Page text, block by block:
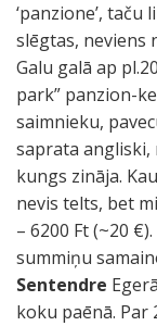
‘panzione’, taču
slēgtas, neviens
Galu galā ap
park” panzion-
saimnieku,
saprata angliski,
kungs zināja.
nevis telts, bet
– 6200 Ft (~20
summiņu
Sentendre
koku paēnā. Par